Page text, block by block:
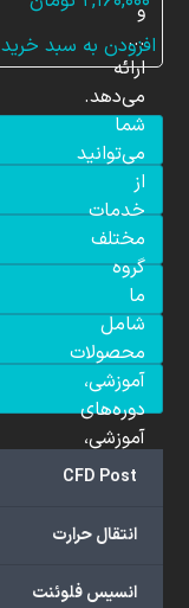
افزودن به سبد خرید
CFD Post
انتقال حرارت
انسیس فلوئنت
و
...
ارائه
می‌دهد.
شما
می‌توانید
از
خدمات
مختلف
گروه
ما
شامل
محصولات
آموزشی،
دوره‌های
آموزشی،
مشاوره
پروژه‌های
سازی